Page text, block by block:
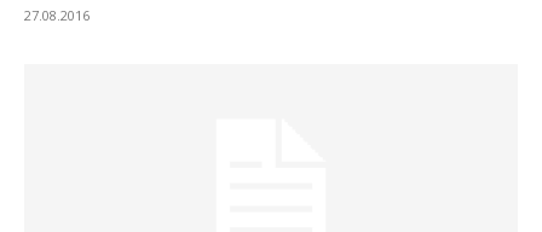
27.08.2016